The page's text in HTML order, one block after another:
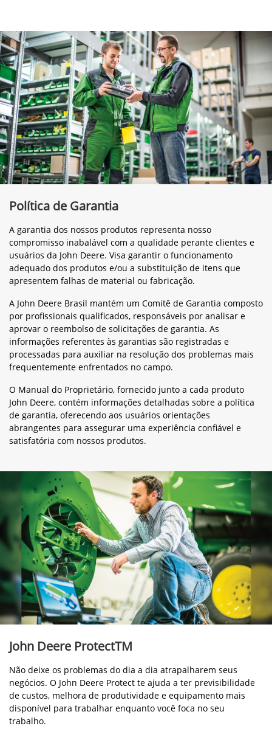
Política de Garantia
A garantia dos nossos produtos representa nosso
compromisso inabalável com a qualidade perante clientes e
usuários da John Deere. Visa garantir o funcionamento
adequado dos produtos e/ou a substituição de itens que
apresentem falhas de material ou fabricação.
A John Deere Brasil mantém um Comitê de Garantia composto
por profissionais qualificados, responsáveis por analisar e
aprovar o reembolso de solicitações de garantia. As
informações referentes às garantias são registradas e
processadas para auxiliar na resolução dos problemas mais
frequentemente enfrentados no campo.
O Manual do Proprietário, fornecido junto a cada produto
John Deere, contém informações detalhadas sobre a política
de garantia, oferecendo aos usuários orientações
abrangentes para assegurar uma experiência confiável e
satisfatória com nossos produtos.
John Deere ProtectTM
Não deixe os problemas do dia a dia atrapalharem seus
negócios. O John Deere Protect te ajuda a ter previsibilidade
de custos, melhora de produtividade e equipamento mais
disponível para trabalhar enquanto você foca no seu
trabalho.